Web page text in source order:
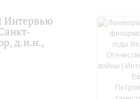
Интервью
д.и.н.,